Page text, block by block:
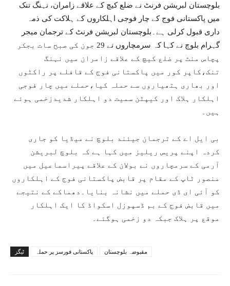
بلوچستان لبریشن فرنٹ نے ضلع کیچ کے علاقے زامران، نہنگ تنک
میں پاکستانی فوج کے چار فوجی اہلکاروں کے ہلاکت کی ذمہ
داری قبول کرلی ہے۔بلوچستان لبریشن فرنٹ کے ترجمان میجر
گہرام بلوچ نے کہا کہ سرمچاروں نے 29 جون کی صبح سات بجکر
پچاس منٹ پر ضلع کیچ کے علاقے زامران میں نہنگ
تنک،کاپر کور میں پاکستانی فوج کے قافلے پر راکٹوں
اور بھاری ہتھیاروں سے حملہ کیا،حملے میں چار فوجی
اہلکار ہلاک اور کیپٹن سمیت دو اہلکار شدیدزخمی ہوئے
ہیں۔
بی ایل اے کے ترجمان جیئند بلوچ نے میڈیا کو جاری
کردہ اپنے پریس ریلیز میں کہا ہے کہ بلوچ لبریشن
آرمی کے سرمچاروں نے بولان کے علاقے پیراسماعیل میں
منصور ٹاپ کے مقام پر قابض پاکستانی فوج کے اہلکاروں
کو آئی ای ڈی حملے میں نشانہ بنایا۔دھماکے کے نتیجے
میں قابض فوج کے بم ڈسپوزل اسکواڈ کا ایک اہلکار
موقع پر ہلاک جبکہ دو زخمی ہوگئے۔
ٹیگز پاکستانی فورسز پر حملہ مقبوضہ بلوچستان